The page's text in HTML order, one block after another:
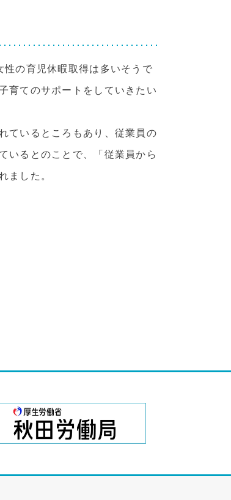
の育児休暇取得は多いそうで
育てのサポートをしていきたい
ているところもあり、従業員の
いるとのことで、「従業員から
ました。